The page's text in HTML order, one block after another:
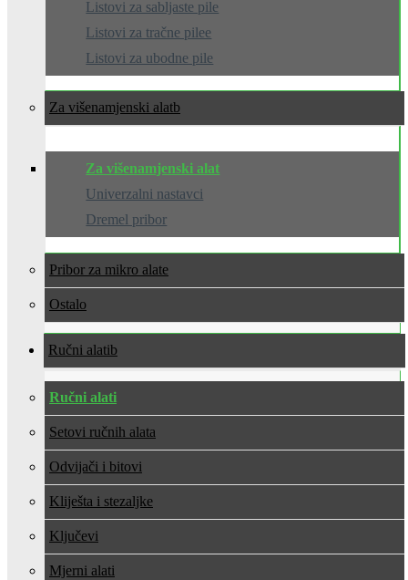
Listovi za sabljaste pile
Listovi za tračne pilee
Listovi za ubodne pile
Za višenamjenski alat
Za višenamjenski alat
Univerzalni nastavci
Dremel pribor
Pribor za mikro alate
Ostalo
Ručni alati
Ručni alati
Setovi ručnih alata
Odvijači i bitovi
Kliješta i stezaljke
Ključevi
Mjerni alati